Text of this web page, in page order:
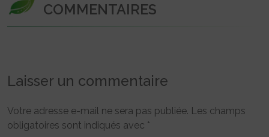
COMMENTAIRES
Laisser un commentaire
Votre adresse e-mail ne sera pas publiée. Les champs
obligatoires sont indiqués avec *